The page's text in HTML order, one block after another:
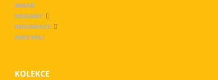
ZBRAŇ
HODINKY
INFORMACE
ARES MILI
KOLEKCE